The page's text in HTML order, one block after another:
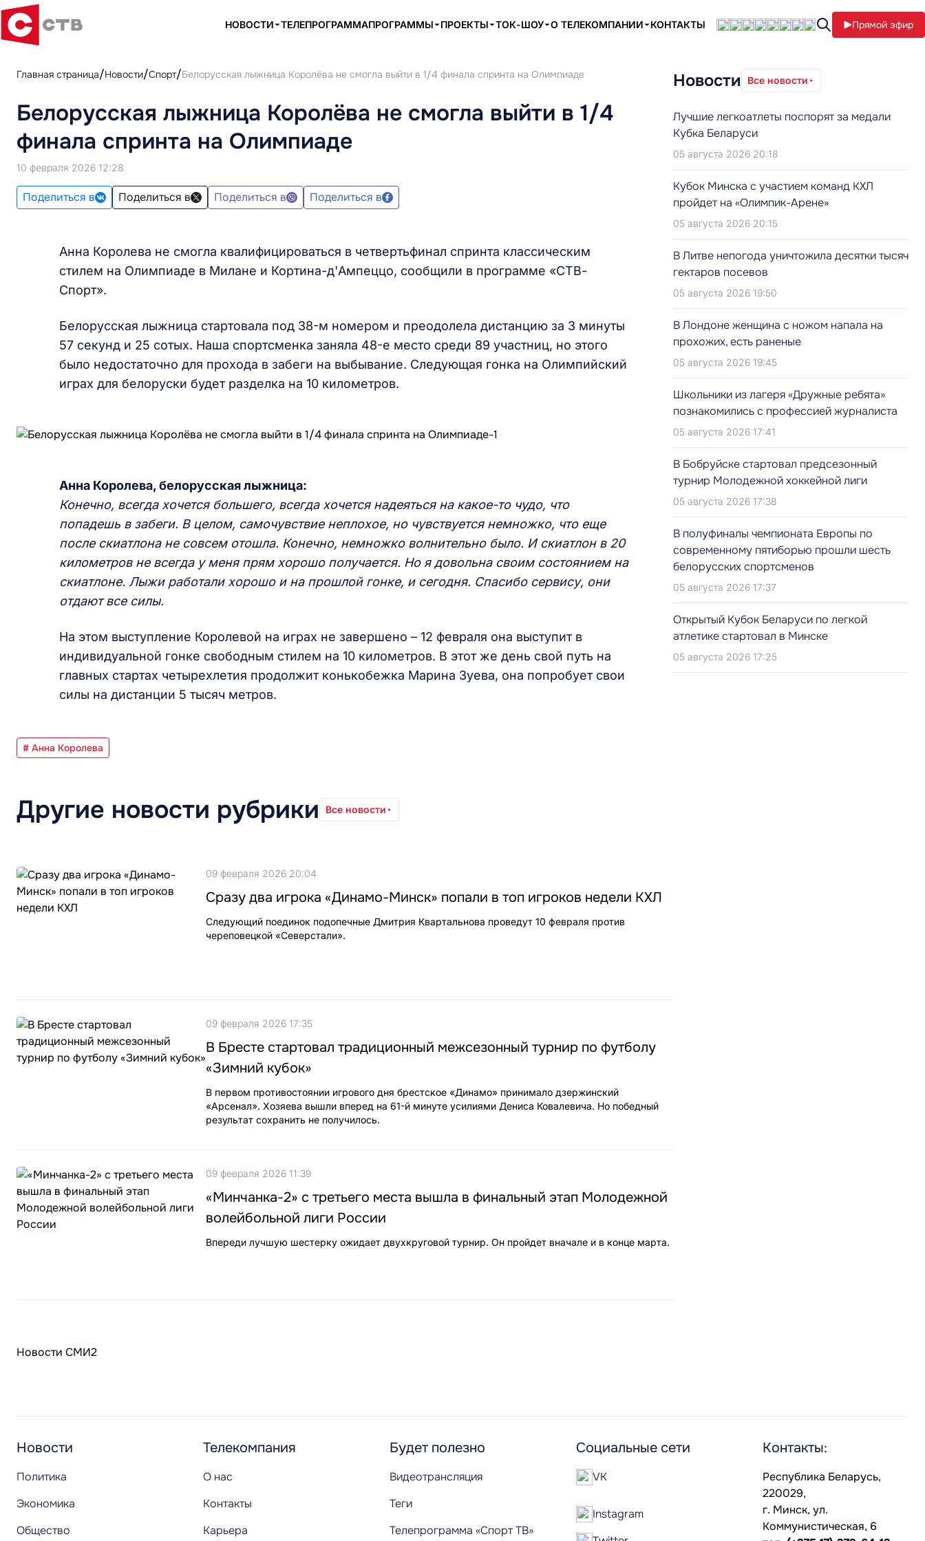
НОВОСТИ ТЕЛЕПРОГРАММАПРОГРАММЫ ПРОЕКТЫ ТОК-ШОУ О ТЕЛЕКОМПАНИИ КОНТАКТЫ Прямой эфир
Главная страница Новости Спорт Белорусская лыжница Королёва не смогла выйти в 1/4 финала спринта на Олимпиаде
Белорусская лыжница Королёва не смогла выйти в 1/4
финала спринта на Олимпиаде
10 февраля 2026 12:28
Поделиться в Поделиться в Поделиться в Поделиться в
Анна Королева не смогла квалифицироваться в четвертьфинал спринта классическим
стилем на Олимпиаде в Милане и Кортина-д'Ампеццо, сообщили в программе «СТВ-
Спорт».
Белорусская лыжница стартовала под 38-м номером и преодолела дистанцию за 3 минуты
57 секунд и 25 сотых. Наша спортсменка заняла 48-е место среди 89 участниц, но этого
было недостаточно для прохода в забеги на выбывание. Следующая гонка на Олимпийский
играх для белоруски будет разделка на 10 километров.
Анна Королева, белорусская лыжница:
Конечно, всегда хочется большего, всегда хочется надеяться на какое-то чудо, что
попадешь в забеги. В целом, самочувствие неплохое, но чувствуется немножко, что еще
после скиатлона не совсем отошла. Конечно, немножко волнительно было. И скиатлон в 20
километров не всегда у меня прям хорошо получается. Но я довольна своим состоянием на
скиатлоне. Лыжи работали хорошо и на прошлой гонке, и сегодня. Спасибо сервису, они
отдают все силы.
На этом выступление Королевой на играх не завершено – 12 февраля она выступит в
индивидуальной гонке свободным стилем на 10 километров. В этот же день свой путь на
главных стартах четырехлетия продолжит конькобежка Марина Зуева, она попробует свои
силы на дистанции 5 тысяч метров.
# Анна Королева
Другие новости рубрики Все новости
09 февраля 2026 20:04
Сразу два игрока «Динамо-Минск» попали в топ игроков недели КХЛ
Следующий поединок подопечные Дмитрия Квартальнова проведут 10 февраля против
череповецкой «Северстали».
09 февраля 2026 17:35
В Бресте стартовал традиционный межсезонный турнир по футболу
«Зимний кубок»
В первом противостоянии игрового дня брестское «Динамо» принимало дзержинский
«Арсенал». Хозяева вышли вперед на 61-й минуте усилиями Дениса Ковалевича. Но победный
результат сохранить не получилось.
09 февраля 2026 11:39
«Минчанка-2» с третьего места вышла в финальный этап Молодежной
волейбольной лиги России
Впереди лучшую шестерку ожидает двухкруговой турнир. Он пройдет вначале и в конце марта.
Новости СМИ2
Новости Все новости
Лучшие легкоатлеты поспорят за медали
Кубка Беларуси
05 августа 2026 20:18
Кубок Минска с участием команд КХЛ
пройдет на «Олимпик-Арене»
05 августа 2026 20:15
В Литве непогода уничтожила десятки тысяч
гектаров посевов
05 августа 2026 19:50
В Лондоне женщина с ножом напала на
прохожих, есть раненые
05 августа 2026 19:45
Школьники из лагеря «Дружные ребята»
познакомились с профессией журналиста
05 августа 2026 17:41
В Бобруйске стартовал предсезонный
турнир Молодежной хоккейной лиги
05 августа 2026 17:38
В полуфиналы чемпионата Европы по
современному пятиборью прошли шесть
белорусских спортсменов
05 августа 2026 17:37
Открытый Кубок Беларуси по легкой
атлетике стартовал в Минске
05 августа 2026 17:25
Новости
Политика
Экономика
Общество
Телекомпания
О нас
Контакты
Карьера
Будет полезно
Видеотрансляция
Теги
Телепрограмма «Спорт ТВ»
Социальные сети
VK
Instagram
Контакты:
Республика Беларусь,
220029,
г. Минск, ул.
Коммунистическая, 6